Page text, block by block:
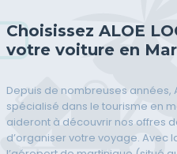
Choisissez ALOE
votre voiture en
Depuis de nombreuses années,
spécialisé dans le tourisme en
aideront à découvrir nos offres
d’organiser votre voyage. Avec